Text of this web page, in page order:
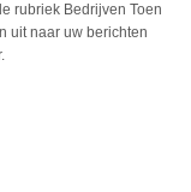
rubriek Bedrijven Toen
uit naar uw berichten